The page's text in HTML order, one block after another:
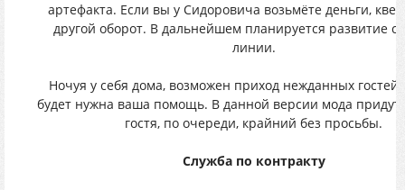
артефакта. Если вы у Сидоровича возьмёте деньги,
другой оборот. В дальнейшем планируется развитие
линии.
Ночуя у себя дома, возможен приход нежданных
будет нужна ваша помощь. В данной версии мода придут
гостя, по очереди, крайний без просьбы.
Служба по контракту